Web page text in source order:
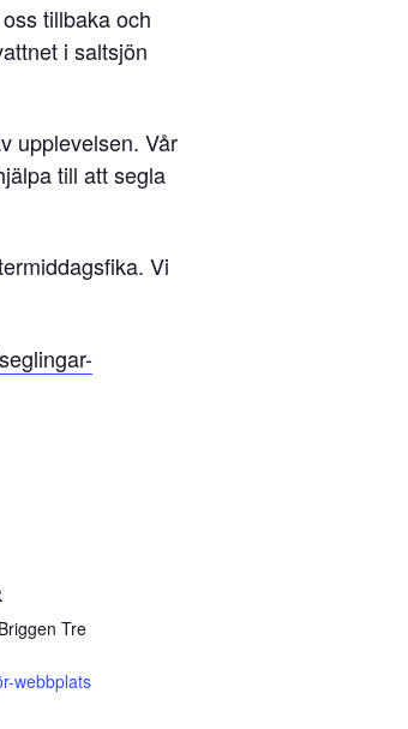
tillbaka och
i saltsjön
upplevelsen. Vår
till att segla
Vi
Tre
webbplats